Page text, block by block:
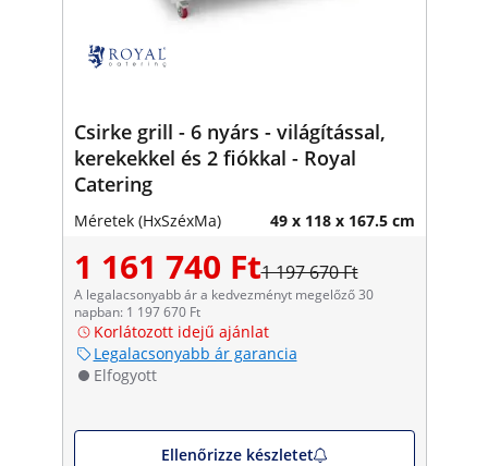
Csirke grill - 6 nyárs - világítással,
kerekekkel és 2 fiókkal - Royal
Catering
Méretek (HxSzéxMa) 49 x 118 x 167.5 cm
1 161 740 Ft1 197 670 Ft
A legalacsonyabb ár a kedvezményt megelőző 30
napban: 1 197 670 Ft
Korlátozott idejű ajánlat
Legalacsonyabb ár garancia
Elfogyott
Ellenőrizze készletet